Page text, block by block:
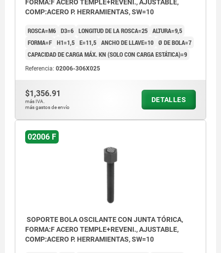
FORMA:F ACERO TEMPLE+REVENI., AJUSTABLE,
COMP:ACERO P. HERRAMIENTAS, SW=10
ROSCA=M6 D3=6 LONGITUD DE LA ROSCA=25 ALTURA=9,5
FORMA=F H1=1,5 E=11,5 ANCHO DE LLAVE=10 Ø DE BOLA=7
CAPACIDAD DE CARGA MÁX. KN (SOLO CON CARGA ESTÁTICA)=9
Referencia: 02006-306X025
$1,356.91
más IVA.
más gastos de envío
DETALLES
02006 F
SOPORTE BOLA OSCILANTE CON JUNTA TÓRICA,
FORMA:F ACERO TEMPLE+REVENI., AJUSTABLE,
COMP:ACERO P. HERRAMIENTAS, SW=10